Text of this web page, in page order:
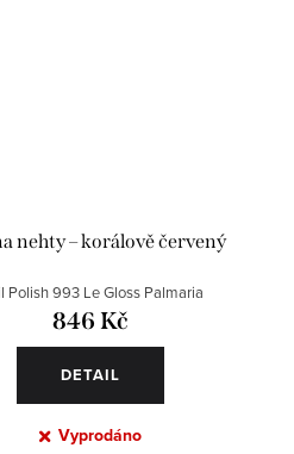
nehty – korálově červený
Polish 993 Le Gloss Palmaria
846 Kč
DETAIL
Vyprodáno